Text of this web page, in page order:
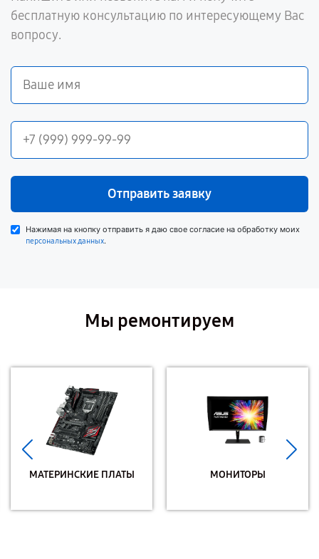
бесплатную консультацию по интересующему Вас
вопросу.
Отправить заявку
Нажимая на кнопку отправить я даю свое согласие на обработку моих
персональных данных.
Мы ремонтируем
МАТЕРИНСКИЕ ПЛАТЫ МОНИТОРЫ